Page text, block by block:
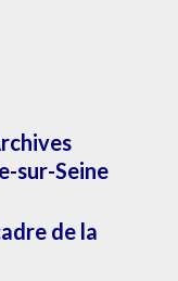
sur-Seine
de la